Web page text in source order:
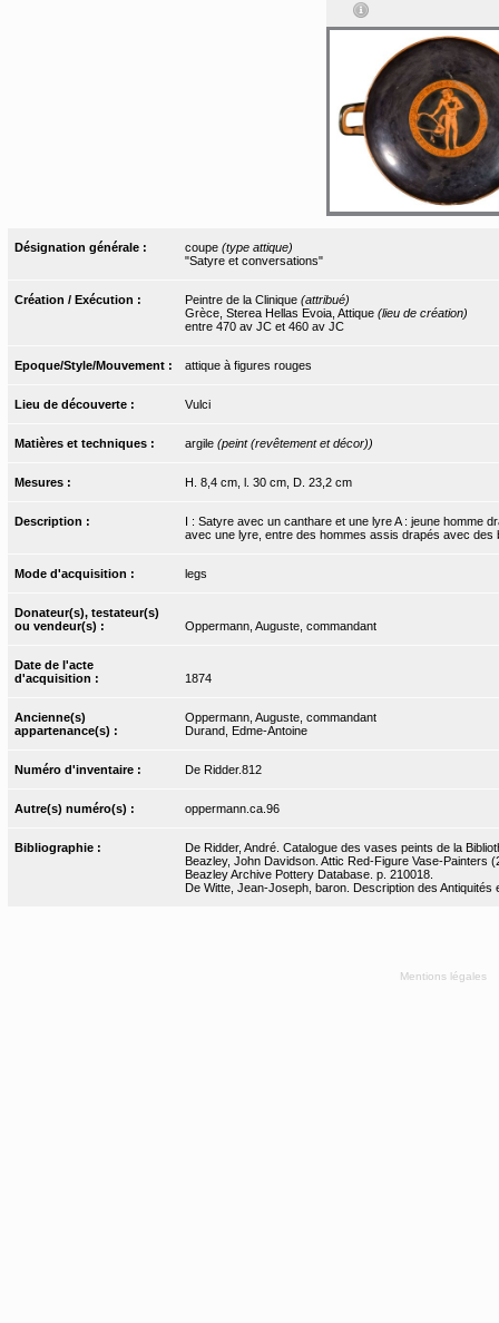
Désignation générale : coupe (type attique)
"Satyre et conversations"
Création / Exécution : Peintre de la Clinique (attribué)
Grèce, Sterea Hellas Evoia, Attique (lieu de création)
entre 470 av JC et 460 av JC
Epoque/Style/Mouvement : attique à figures rouges
Lieu de découverte : Vulci
Matières et techniques : argile (peint (revêtement et décor))
Mesures : H. 8,4 cm, l. 30 cm, D. 23,2 cm
Description :
I : Satyre avec un canthare et une lyre A : jeune homme
avec une lyre, entre des hommes assis drapés avec
Mode d'acquisition : legs
Donateur(s), testateur(s)
ou vendeur(s) :
Oppermann, Auguste, commandant
Date de l'acte
d'acquisition :
1874
Ancienne(s)
appartenance(s) :
Oppermann, Auguste, commandant
Durand, Edme-Antoine
Numéro d'inventaire : De Ridder.812
Autre(s) numéro(s) : oppermann.ca.96
Bibliographie :
De Ridder, André. Catalogue des vases peints de la
Beazley, John Davidson. Attic Red-Figure Vase-Painters
Beazley Archive Pottery Database. p. 210018.
De Witte, Jean-Joseph, baron. Description des Antiquités
Mentions légales